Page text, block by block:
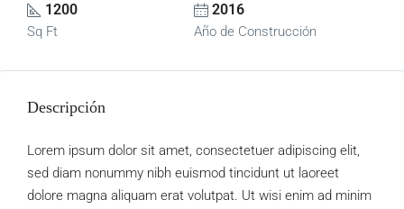
1200
Sq Ft
2016
Año de Construcción
Descripción
Lorem ipsum dolor sit amet, consectetuer adipiscing elit,
sed diam nonummy nibh euismod tincidunt ut laoreet
dolore magna aliquam erat volutpat. Ut wisi enim ad minim